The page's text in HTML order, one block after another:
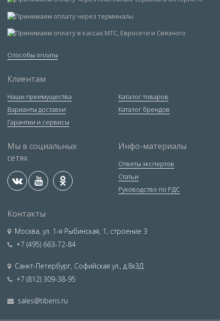
Способы оплаты
Клиентам
Наши преимущества
Варианты доставки
Гарантии и сервисы
Каталог товаров
Каталог брендов
Мы в социальных
сетях
Инфо-материалы
Ответы экспертов
Статьи
Руководство по РДС
Контакты
Москва, ул. 1-я Рыбинская, 1, строение 3
+7 (495) 663-72-84
Санкт-Петербург, Софийская ул., д.8к3Д
+7 (812) 309-38-95
sales@tiberis.ru